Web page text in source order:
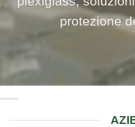
protezione